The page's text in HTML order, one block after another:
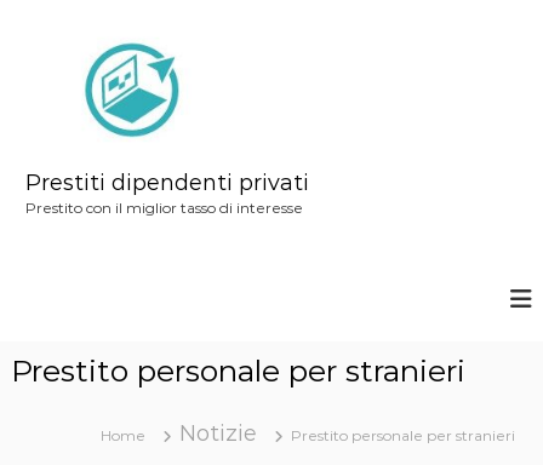
Prestiti dipendenti privati
Prestito con il miglior tasso di interesse
Prestito personale per stranieri
Home Notizie Prestito personale per stranieri